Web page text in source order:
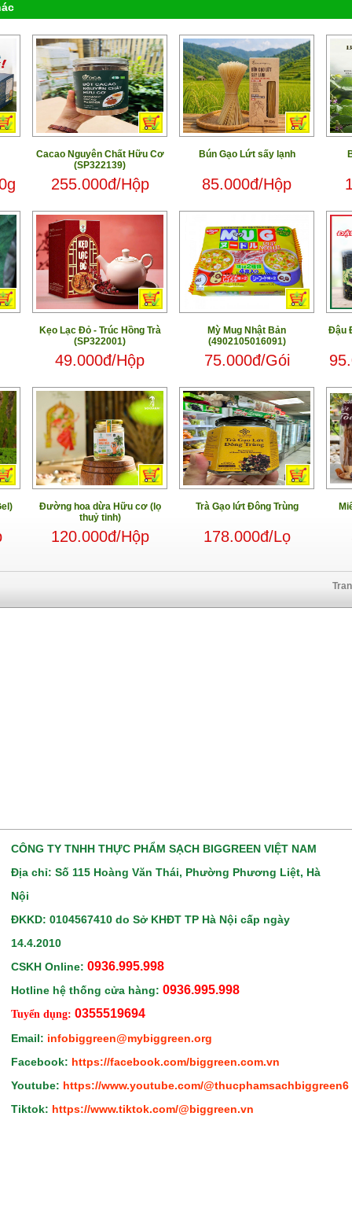
Cacao Nguyên Chất Hữu Cơ
(SP322139)
255.000đ/Hộp
Bún Gạo Lứt sấy lạnh
85.000đ/Hộp
Kẹo Lạc Đỏ - Trúc Hồng Trà
(SP322001)
49.000đ/Hộp
Mỳ Mug Nhật Bản
(4902105016091)
75.000đ/Gói
Đậu
Đường hoa dừa Hữu cơ (lọ
thuỷ tinh)
120.000đ/Hộp
Trà Gạo lứt Đông Trùng
178.000đ/Lọ
CÔNG TY TNHH THỰC PHẨM SẠCH BIGGREEN VIỆT NAM
Địa chỉ: Số 115 Hoàng Văn Thái, Phường Phương Liệt, Hà
Nội
ĐKKD: 0104567410 do Sở KHĐT TP Hà Nội cấp ngày
14.4.2010
CSKH Online: 0936.995.998
Hotline hệ thống cửa hàng: 0936.995.998
Tuyển dụng: 0355519694
Email: infobiggreen@mybiggreen.org
Facebook: https://facebook.com/biggreen.com.vn
Youtube: https://www.youtube.com/
Tiktok: https://www.tiktok.com/@biggreen.vn